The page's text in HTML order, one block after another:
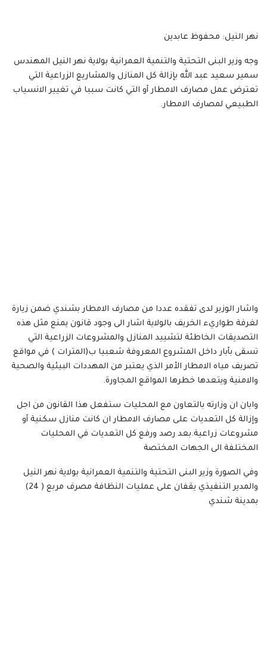
نهر النيل: محفوظ عابدين
وجه وزير البنى التحتية والتنمية العمرانية بولاية نهر النيل المهندس
سمير سعيد عبد الله بإزالة كل المنازل والمشاريع الزراعية التي
تعترض عمل مصارف الامطار أو التي كانت سببا في تغيير الانسياب
الطبيعي لمصارف الامطار.
واشار الوزير لدى تفقده عددا من مصارف الامطار بشندي ضمن زيارة
لغرفة طواريء الخريف بالولاية اشار الى وجود قانون يمنع مثل هذه
التصديقات الخاطئة لتشييد المنازل والمشروعات الزراعية التي
تسقى بأبار داخل المشروع المعروفة شعبيا ب(المترات ) في مواقع
تصريف مياه الامطار الأمر الذي يعتبر من المهددات البيئية والصحية
والامنية ويتعدها خطرها المواقع المجاورة.
وابان ان وزارته بالتعاون مع المحليات ستفعل هذا القانون من اجل
وإزالة كل التعديات على مصارف الامطار ان كانت منازل سكنية أو
مشروعات زراعية.بعد رصد ورفع كل التعديات في المحليات
المختلفة الى الجهات المختصة
وفي الصورة وزير البنى التحتية والتنمية العمرانية بولاية نهر النيل
والمدير التنفيذي يقفان على عمليات النظافة مصرف مربع ( 24)
بمدينة شندي